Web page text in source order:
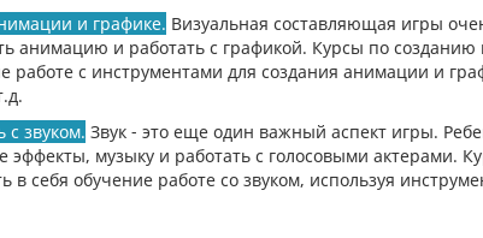
и графике. Визуальная составляющая игры
анимацию и работать с графикой. Курсы по созданию
работе с инструментами для создания анимации и
с звуком. Звук - это еще один важный аспект игры.
эффекты, музыку и работать с голосовыми актерами.
в себя обучение работе со звуком, используя